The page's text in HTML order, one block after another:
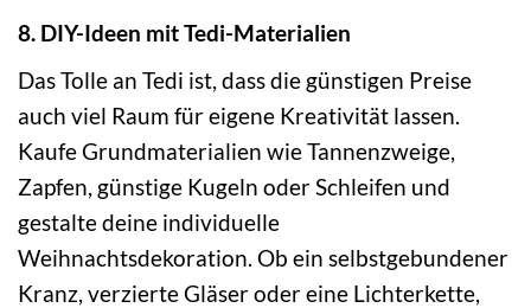
8. DIY-Ideen mit Tedi-Materialien
Das Tolle an Tedi ist, dass die günstigen Preise
auch viel Raum für eigene Kreativität lassen.
Kaufe Grundmaterialien wie Tannenzweige,
Zapfen, günstige Kugeln oder Schleifen und
gestalte deine individuelle
Weihnachtsdekoration. Ob ein selbstgebundener
Kranz, verzierte Gläser oder eine Lichterkette,